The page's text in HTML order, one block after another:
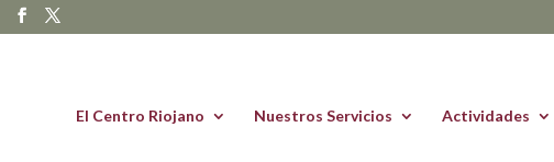
El Centro Riojano Nuestros Servicios Actividades